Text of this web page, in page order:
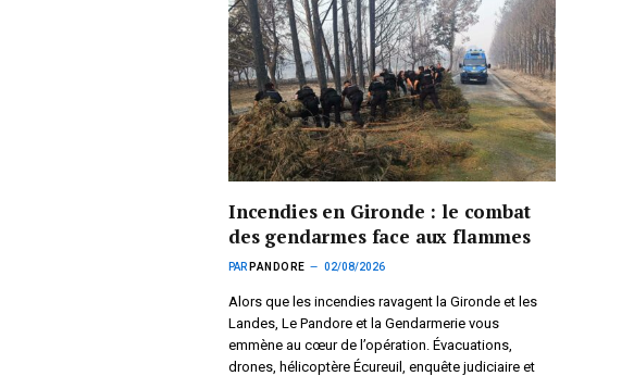
Incendies en Gironde : le combat
des gendarmes face aux flammes
PAR PANDORE 02/08/2026
Alors que les incendies ravagent la Gironde et les
Landes, Le Pandore et la Gendarmerie vous
emmène au cœur de l’opération. Évacuations,
drones, hélicoptère Écureuil, enquête judiciaire et